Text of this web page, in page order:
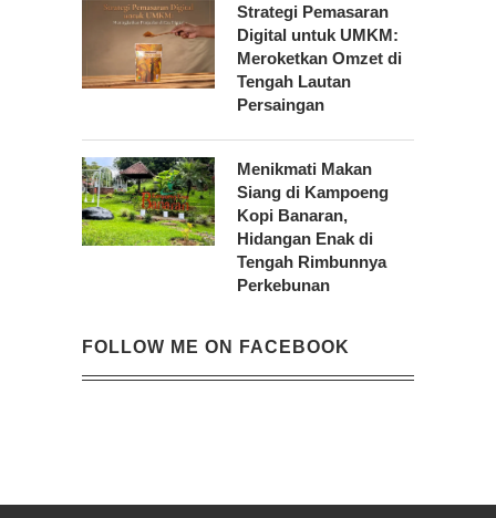
Strategi Pemasaran
Digital untuk UMKM:
Meroketkan Omzet di
Tengah Lautan
Persaingan
Menikmati Makan
Siang di Kampoeng
Kopi Banaran,
Hidangan Enak di
Tengah Rimbunnya
Perkebunan
FOLLOW ME ON FACEBOOK